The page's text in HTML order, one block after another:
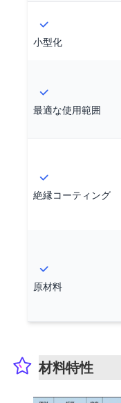
小型化
最適な使用範囲
絶縁コーティング
原材料
材料特性